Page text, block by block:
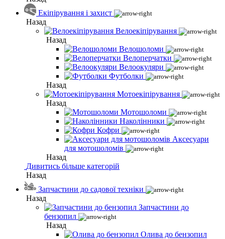
Екіпірування і захист
Назад
Велоекіпірування
Назад
Велошоломи
Велоперчатки
Велоокуляри
Футболки
Назад
Мотоекіпірування
Назад
Мотошоломи
Наколінники
Кофри
Аксесуари
для мотошоломів
Назад
Дивитись більше категорій
Назад
Запчастини до садової техніки
Назад
Запчастини до
бензопил
Назад
Олива до бензопил